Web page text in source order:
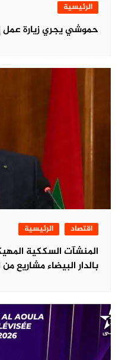
الرئيسية
حموشي يجري زيارة عمل
اقتصاد الرئيسية
المنشآت السككية
بالدار البيضاء مشاريع